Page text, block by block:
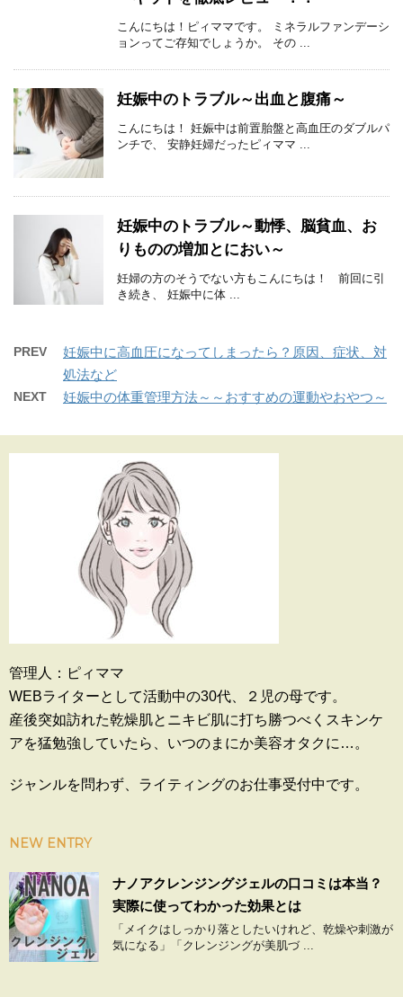
こんにちは！ピィママです。 ミネラルファンデーシ
ョンってご存知でしょうか。 その ...
妊娠中のトラブル～出血と腹痛～
こんにちは！ 妊娠中は前置胎盤と高血圧のダブルパ
ンチで、 安静妊婦だったピィママ ...
妊娠中のトラブル～動悸、脳貧血、お
りものの増加とにおい～
妊婦の方のそうでない方もこんにちは！ 前回に引
き続き、 妊娠中に体 ...
PREV
妊娠中に高血圧になってしまったら？原因、症状、対
処法など
NEXT 妊娠中の体重管理方法～～おすすめの運動やおやつ～
管理人：ピィママ
WEBライターとして活動中の30代、２児の母です。
産後突如訪れた乾燥肌とニキビ肌に打ち勝つべくスキンケ
アを猛勉強していたら、いつのまにか美容オタクに…。
ジャンルを問わず、ライティングのお仕事受付中です。
NEW ENTRY
ナノアクレンジングジェルの口コミは本当？
実際に使ってわかった効果とは
「メイクはしっかり落としたいけれど、乾燥や刺激が
気になる」「クレンジングが美肌づ ...